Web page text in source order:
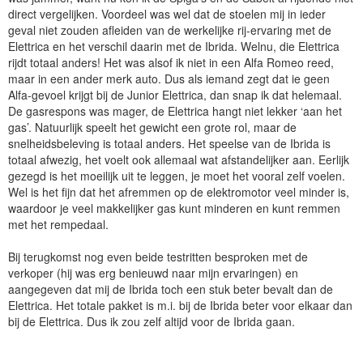
direct vergelijken. Voordeel was wel dat de stoelen mij in ieder
geval niet zouden afleiden van de werkelijke rij-ervaring met de
Elettrica en het verschil daarin met de Ibrida. Welnu, die Elettrica
rijdt totaal anders! Het was alsof ik niet in een Alfa Romeo reed,
maar in een ander merk auto. Dus als iemand zegt dat ie geen
Alfa-gevoel krijgt bij de Junior Elettrica, dan snap ik dat helemaal.
De gasrespons was mager, de Elettrica hangt niet lekker ‘aan het
gas’. Natuurlijk speelt het gewicht een grote rol, maar de
snelheidsbeleving is totaal anders. Het speelse van de Ibrida is
totaal afwezig, het voelt ook allemaal wat afstandelijker aan. Eerlijk
gezegd is het moeilijk uit te leggen, je moet het vooral zelf voelen.
Wel is het fijn dat het afremmen op de elektromotor veel minder is,
waardoor je veel makkelijker gas kunt minderen en kunt remmen
met het rempedaal.
Bij terugkomst nog even beide testritten besproken met de
verkoper (hij was erg benieuwd naar mijn ervaringen) en
aangegeven dat mij de Ibrida toch een stuk beter bevalt dan de
Elettrica. Het totale pakket is m.i. bij de Ibrida beter voor elkaar dan
bij de Elettrica. Dus ik zou zelf altijd voor de Ibrida gaan.